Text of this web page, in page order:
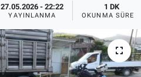
27.05.2026 - 22:22
YAYINLANMA
1 DK
OKUNMA SÜRESI